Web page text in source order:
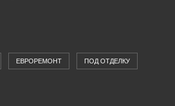
ЕВРОРЕМОНТ ПОД ОТДЕЛКУ